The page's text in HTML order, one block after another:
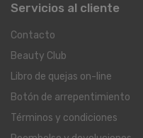
Servicios al cliente
Contacto
Beauty Club
Libro de quejas on-line
Botón de arrepentimiento
Términos y condiciones